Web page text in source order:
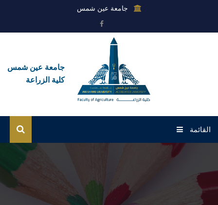
جامعة عين شمس
جامعة عين شمس
كلية الزراعة
القائمة